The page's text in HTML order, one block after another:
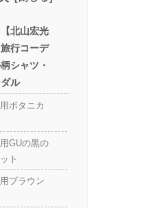
北山宏光
行コーデ
シャツ・
ル
ボタニカ
GUの黒の
ト
ブラウン